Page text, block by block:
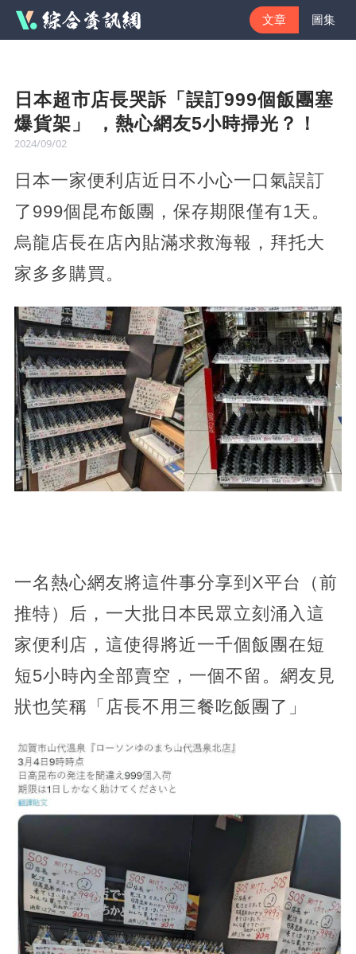
文章 圖集
日本超市店長哭訴「誤訂999個飯團塞
爆貨架」 ，熱心網友5小時掃光？！
2024/09/02
日本一家便利店近日不小心一口氣誤訂
了999個昆布飯團，保存期限僅有1天。
烏龍店長在店內貼滿求救海報，拜托大
家多多購買。
一名熱心網友將這件事分享到X平台（前
推特）后，一大批日本民眾立刻涌入這
家便利店，這使得將近一千個飯團在短
短5小時內全部賣空，一個不留。網友見
狀也笑稱「店長不用三餐吃飯團了」